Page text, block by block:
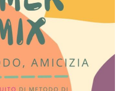
questa occasione